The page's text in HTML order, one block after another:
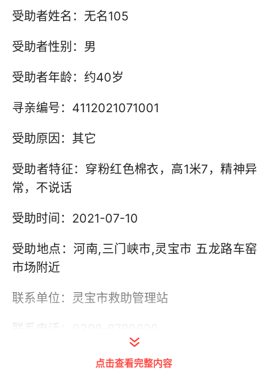
受助者姓名：无名105
受助者性别：男
受助者年龄：约40岁
寻亲编号：4112021071001
受助原因：其它
受助者特征：穿粉红色棉衣，高1米7，精神异
常，不说话
受助时间：2021-07-10
受助地点：河南,三门峡市,灵宝市 五龙路车窑
市场附近
联系单位：灵宝市救助管理站
联系电话：0398-8780620
点击查看完整内容